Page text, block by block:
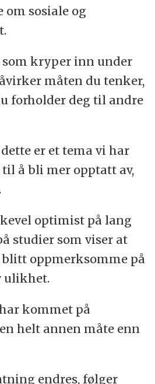
sosiale og
kryper inn under
måten du tenker,
forholder deg til andre
er et tema vi har
å bli mer opptatt av,
optimist på lang
studier som viser at
oppmerksomme på
ulikhet.
kommet på
helt annen måte enn
endres, følger